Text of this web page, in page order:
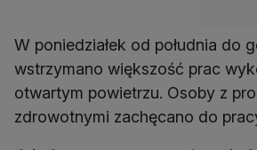
W poniedziałek od południa do
wstrzymano większość prac
otwartym powietrzu. Osoby z
zdrowotnymi zachęcano do